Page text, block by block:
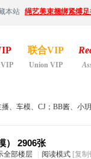
本站 绳艺美束捆绑紧缚
联合VIP
Union VIP
、车模、CJ；BB酱、小
） 2906张
全部楼层 阅读模式 [复